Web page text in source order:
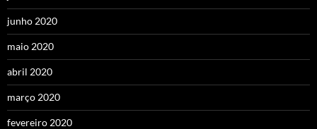
junho 2020
maio 2020
abril 2020
março 2020
fevereiro 2020